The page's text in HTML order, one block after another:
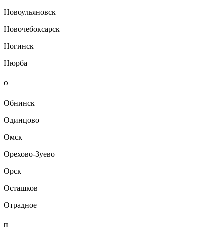
Новоульяновск
Новочебоксарск
Ногинск
Нюрба
О
Обнинск
Одинцово
Омск
Орехово-Зуево
Орск
Осташков
Отрадное
П